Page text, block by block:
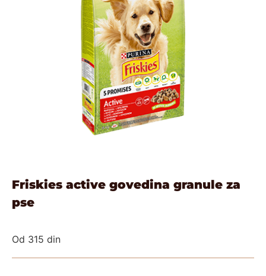
Friskies active govedina granule za
pse
Od 315 din